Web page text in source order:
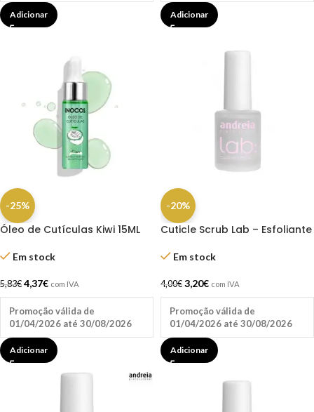
Adicionar Adicionar
-25%
Óleo de Cutículas Kiwi 15ML
Em stock
5,83€ 4,37€ com IVA
Promoção válida de
01/04/2026 até 30/08/2026
Adicionar
-20%
Cuticle Scrub Lab – Esfoliante
Andreia
Em stock
4,00€ 3,20€ com IVA
Promoção válida de
01/04/2026 até 30/08/2026
Adicionar